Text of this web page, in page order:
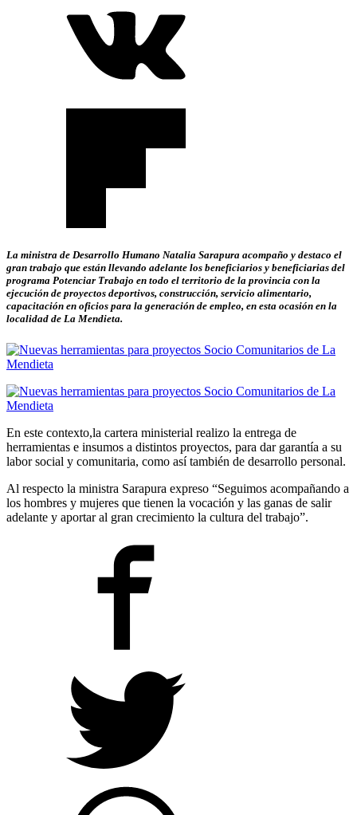
La ministra de Desarrollo Humano Natalia Sarapura acompaño y destaco el
gran trabajo que están llevando adelante los beneficiarios y beneficiarias del
programa Potenciar Trabajo en todo el territorio de la provincia con la
ejecución de proyectos deportivos, construcción, servicio alimentario,
capacitación en oficios para la generación de empleo, en esta ocasión en la
localidad de La Mendieta.
En este contexto,la cartera ministerial realizo la entrega de
herramientas e insumos a distintos proyectos, para dar garantía a su
labor social y comunitaria, como así también de desarrollo personal.
Al respecto la ministra Sarapura expreso “Seguimos acompañando a
los hombres y mujeres que tienen la vocación y las ganas de salir
adelante y aportar al gran crecimiento la cultura del trabajo”.